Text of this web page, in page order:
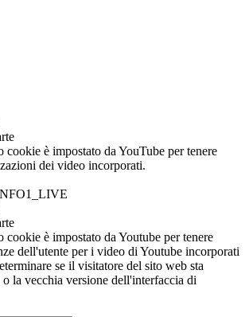
cookie è impostato da YouTube per tenere
dei video incorporati.
cookie è impostato da Youtube per tenere
dell'utente per i video di Youtube incorporati
se il visitatore del sito web sta
la vecchia versione dell'interfaccia di